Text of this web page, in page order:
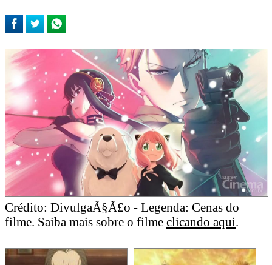
Crédito: DivulgaÃ§Ã£o - Legenda: Cenas do
filme. Saiba mais sobre o filme clicando aqui.